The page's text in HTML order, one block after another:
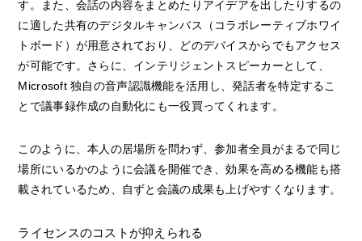
す。また、会話の内容をまとめたりアイデアを出したりするの
に適した共有のデジタルキャンバス（コラボレーティブホワイ
トボード）が用意されており、どのデバイスからでもアクセス
が可能です。さらに、インテリジェントスピーカーとして、
Microsoft 独自の音声認識機能を活用し、発話者を特定するこ
とで議事録作成の自動化にも一役買ってくれます。
このように、本人の居場所を問わず、参加者全員がまるで同じ
場所にいるかのように会議を開催でき、効果を高める機能も搭
載されているため、自ずと会議の成果も上げやすくなります。
ライセンスのコストが抑えられる